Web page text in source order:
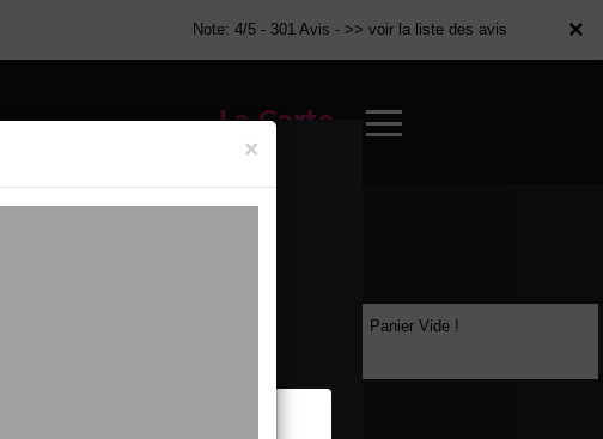
×
Note: 4/5 - 301 Avis - >> voir la liste des avis
La Carte
×
Panier Vide !
×